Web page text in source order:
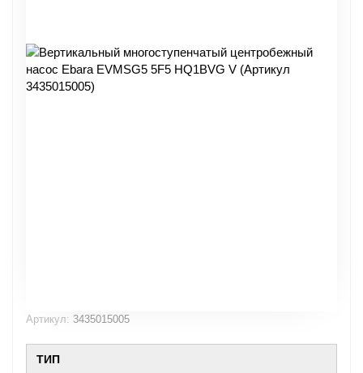
Артикул: 3435015005
ТИП